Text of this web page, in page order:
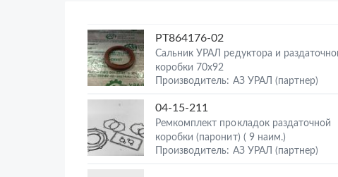
РТ864176-02
Сальник УРАЛ редуктора и
коробки 70х92
Производитель: АЗ УРАЛ (партнер)
04-15-211
Ремкомплект прокладок раздаточной
коробки (паронит) ( 9 наим.)
Производитель: АЗ УРАЛ (партнер)